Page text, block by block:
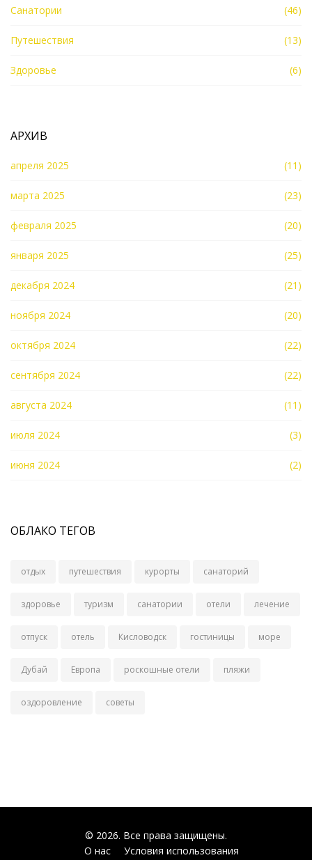
Санатории (46)
Путешествия (13)
Здоровье (6)
АРХИВ
апреля 2025 (11)
марта 2025 (23)
февраля 2025 (20)
января 2025 (25)
декабря 2024 (21)
ноября 2024 (20)
октября 2024 (22)
сентября 2024 (22)
августа 2024 (11)
июля 2024 (3)
июня 2024 (2)
ОБЛАКО ТЕГОВ
отдых путешествия курорты санаторий
здоровье туризм санатории отели лечение
отпуск отель Кисловодск гостиницы море
Дубай Европа роскошные отели пляжи
оздоровление советы
© 2026. Все права защищены.
О нас
Условия использования